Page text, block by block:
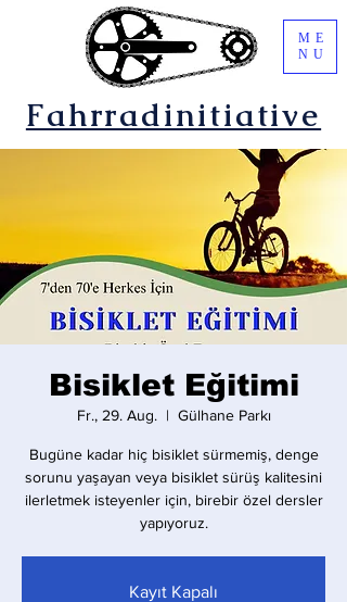
Fahrradinitiative
ME
NU
Bisiklet Eğitimi
Fr., 29. Aug.
  |
Gülhane Parkı
Bugüne kadar hiç bisiklet sürmemiş, denge
sorunu yaşayan veya bisiklet sürüş kalitesini
ilerletmek isteyenler için, birebir özel dersler
yapıyoruz.
Kayıt Kapalı